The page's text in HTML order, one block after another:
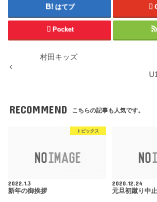
はてブ
Pocket
村田キッズ
RECOMMEND こちらの記事も人気です。
トピックス
2022.1.3
新年の御挨拶
2020.12.24
元旦初蹴り中